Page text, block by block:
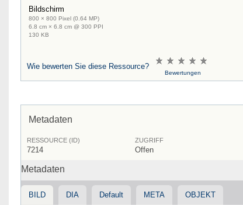
Bildschirm
800 × 800 Pixel (0.64 MP)
6.8 cm × 6.8 cm @ 300 PPI
130 KB
Wie bewerten Sie diese Ressource?
Bewertungen
Metadaten
RESSOURCE (ID)
7214
ZUGRIFF
Offen
Metadaten
BILD DIA Default META OBJEKT